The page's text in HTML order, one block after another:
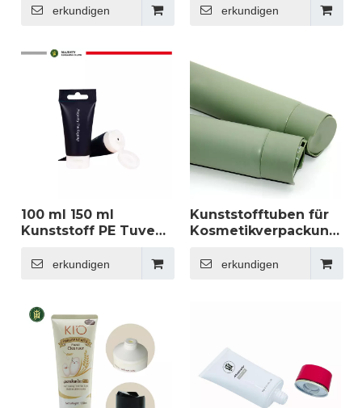
Hautpflege, neue
Handcreme, Lotion
Größen 50 ml und
100 ml
erkundigen
Röhrenverpackung,
große Volumen-Flip-
Shampoo,
Körperlotion,
Spülung,
Kunststoffröhre,
individuell anpassbar
erkundigen
100 ml 150 ml
Kunststoff PE Tuve
Kosmetikverpackung
Körperlotion
Top Cap Tube
Hautpflege
Kunststofftube
erkundigen
Kunststofftuben für
Kosmetikverpackungen
Scheibenkappe für
erkundigen